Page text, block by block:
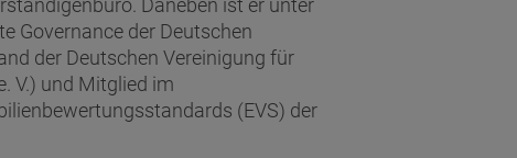
Governance der Deutschen
der Deutschen Vereinigung für
V.) und Mitglied im
(EVS) der